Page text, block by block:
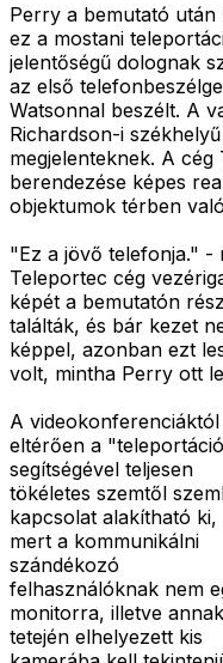
Perry a bemutató
ez a mostani
jelentőségű dolognak
az első
Watsonnal beszélt. A
Richardson-i
megjelenteknek. A
berendezése képes
objektumok térben
"Ez a jövő telefonja." -
Teleportec cég
képét a bemutatón
találták, és bár kezet
képpel, azonban ezt
volt, mintha Perry ott
A videokonferenciáktól
eltérően a
segítségével teljesen
tökéletes szemtől
kapcsolat alakítható ki,
mert a kommunikálni
szándékozó
felhasználóknak nem
monitorra, illetve annak
tetején elhelyezett kis